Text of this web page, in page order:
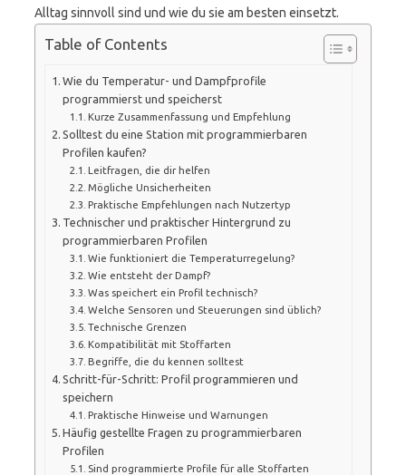
Alltag sinnvoll sind und wie du sie am besten einsetzt.
Table of Contents
Wie du Temperatur- und Dampfprofile
programmierst und speicherst
Kurze Zusammenfassung und Empfehlung
Solltest du eine Station mit programmierbaren
Profilen kaufen?
Leitfragen, die dir helfen
Mögliche Unsicherheiten
Praktische Empfehlungen nach Nutzertyp
Technischer und praktischer Hintergrund zu
programmierbaren Profilen
Wie funktioniert die Temperaturregelung?
Wie entsteht der Dampf?
Was speichert ein Profil technisch?
Welche Sensoren und Steuerungen sind üblich?
Technische Grenzen
Kompatibilität mit Stoffarten
Begriffe, die du kennen solltest
Schritt-für-Schritt: Profil programmieren und
speichern
Praktische Hinweise und Warnungen
Häufig gestellte Fragen zu programmierbaren
Profilen
Sind programmierte Profile für alle Stoffarten